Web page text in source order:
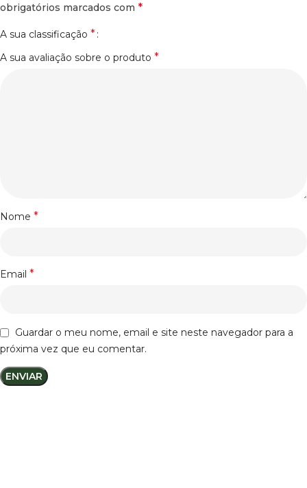
obrigatórios marcados com *
A sua classificação *
A sua avaliação sobre o produto *
Nome *
Email *
Guardar o meu nome, email e site neste navegador para a
próxima vez que eu comentar.